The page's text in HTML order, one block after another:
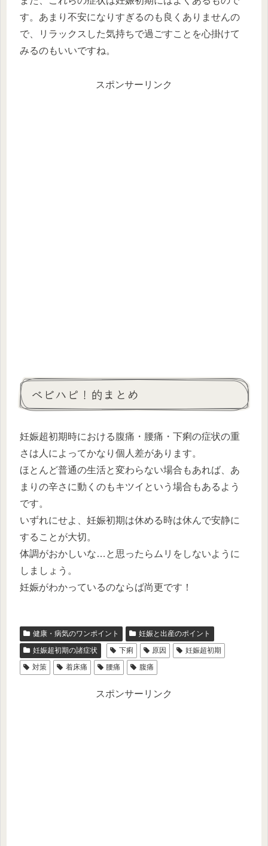
す。あまり不安になりすぎるのも良くありませんの
で、リラックスした気持ちで過ごすことを心掛けて
みるのもいいですね。
スポンサーリンク
ベビハピ！的まとめ
妊娠超初期時における腹痛・腰痛・下痢の症状の重
さは人によってかなり個人差があります。
ほとんど普通の生活と変わらない場合もあれば、あ
まりの辛さに動くのもキツイという場合もあるよう
です。
いずれにせよ、妊娠初期は休める時は休んで安静に
することが大切。
体調がおかしいな…と思ったらムリをしないように
しましょう。
妊娠がわかっているのならば尚更です！
健康・病気のワンポイント
妊娠と出産のポイント
妊娠超初期の諸症状
下痢 原因
妊娠超初期
対策
着床痛 腰痛 腹痛
スポンサーリンク